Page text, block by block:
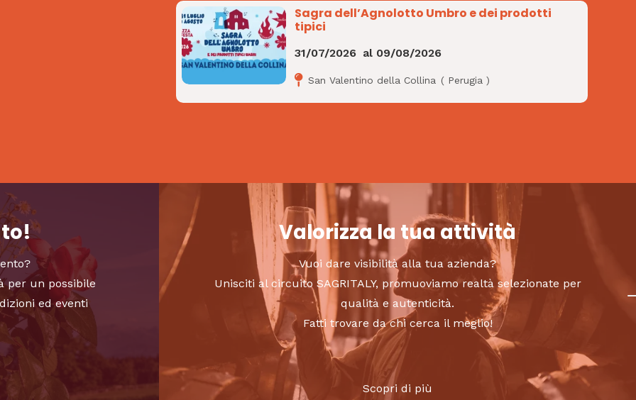
Sagra dell’Agnolotto Umbro e dei prodotti
tipici
31/07/2026 al 09/08/2026
San Valentino della Collina ( Perugia )
per un possibile
ed eventi
Valorizza la tua attività
Vuoi dare visibilità alla tua azienda?
Unisciti al circuito SAGRITALY, promuoviamo realtà selezionate per
qualità e autenticità.
Fatti trovare da chi cerca il meglio!
Scopri di più